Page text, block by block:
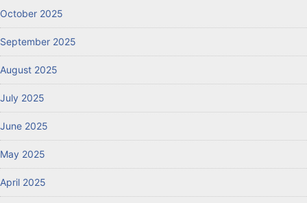
October 2025
September 2025
August 2025
July 2025
June 2025
May 2025
April 2025